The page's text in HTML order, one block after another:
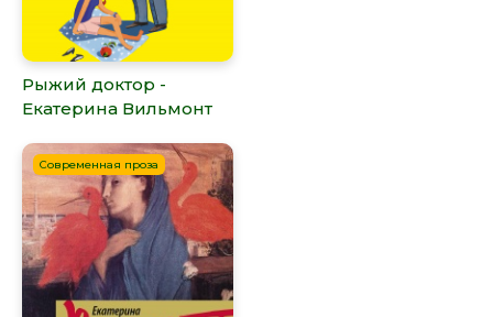
Рыжий доктор -
Екатерина Вильмонт
Современная проза